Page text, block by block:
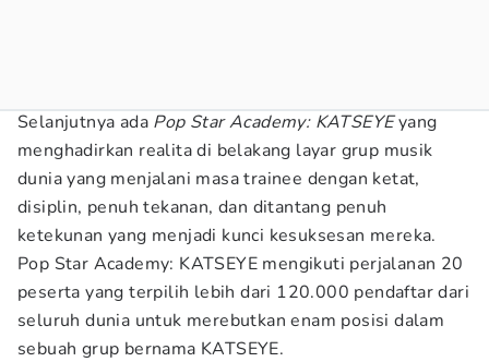
Selanjutnya ada Pop Star Academy: KATSEYEyang
menghadirkan realita di belakang layar grup musik
dunia yang menjalani masa trainee dengan ketat,
disiplin, penuh tekanan, dan ditantang penuh
ketekunan yang menjadi kunci kesuksesan mereka.
Pop Star Academy: KATSEYE mengikuti perjalanan 20
peserta yang terpilih lebih dari 120.000 pendaftar dari
seluruh dunia untuk merebutkan enam posisi dalam
sebuah grup bernama KATSEYE.